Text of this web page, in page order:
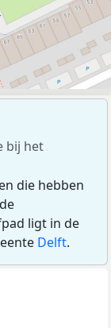
bij het
die hebben
ligt in de
Delft.